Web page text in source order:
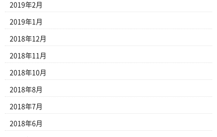
2019年2月
2019年1月
2018年12月
2018年11月
2018年10月
2018年8月
2018年7月
2018年6月